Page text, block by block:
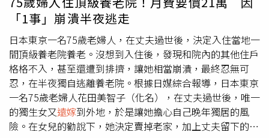
「1事」崩潰半夜逃走
日本東京一名75歲老婦人，在丈夫過世後，決定入住當地一
間頂級養老院養老。沒想到入住後，發現和院內的其他住戶
格格不入，甚至還遭到排擠，讓她相當崩潰，最終忍無可
忍，在半夜獨自逃離養老院。根據日媒綜合報導，日本東京
一名75歲老婦人花田美智子（化名），在丈夫過世後，唯一
的獨生女又遠嫁到外地，於是讓她擔心自己晚年獨居的風
險。在女兒的勸說下，她決定賣掉老家，加上丈夫留下的保